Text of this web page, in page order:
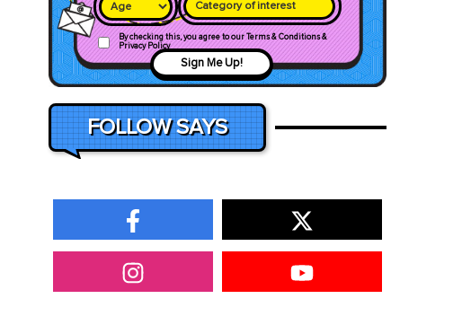
Category of interest
By checking this, you agree to our Terms & Conditions &
Privacy Policy
Sign Me Up!
FOLLOW SAYS